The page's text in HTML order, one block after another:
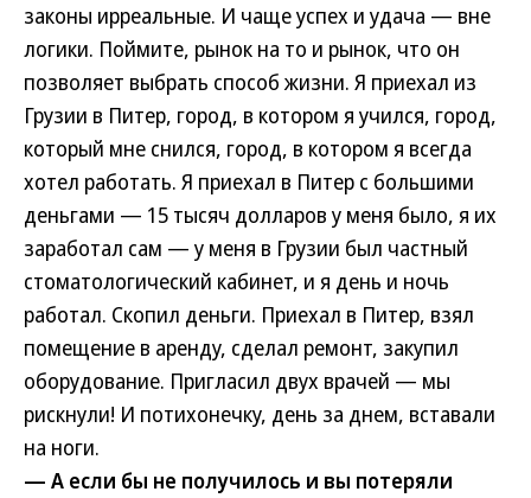
законы ирреальные. И чаще успех и удача — вне
логики. Поймите, рынок на то и рынок, что он
позволяет выбрать способ жизни. Я приехал из
Грузии в Питер, город, в котором я учился, город,
который мне снился, город, в котором я всегда
хотел работать. Я приехал в Питер с большими
деньгами — 15 тысяч долларов у меня было, я их
заработал сам — у меня в Грузии был частный
стоматологический кабинет, и я день и ночь
работал. Скопил деньги. Приехал в Питер, взял
помещение в аренду, сделал ремонт, закупил
оборудование. Пригласил двух врачей — мы
рискнули! И потихонечку, день за днем, вставали
на ноги.
— А если бы не получилось и вы потеряли